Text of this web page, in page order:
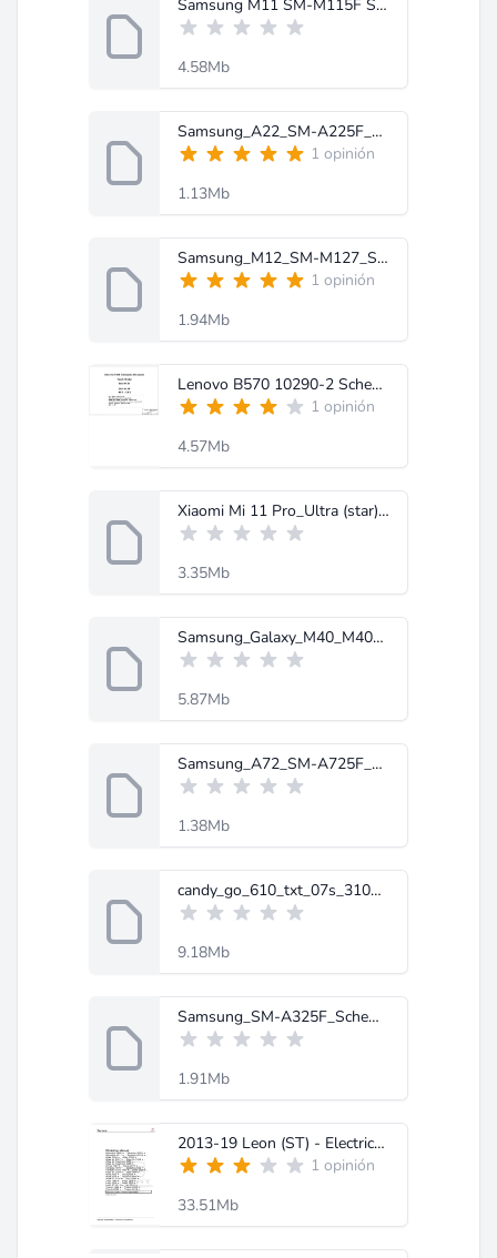
Samsung M11 SM-M115F Schematic Diagram-MobileRdx.com.rar
4.58Mb
Samsung_A22_SM-A225F_Schematic_Diagram.rar
1 opinión
1.13Mb
Samsung_M12_SM-M127_Schematic_Diagram-MobileRdx.com.rar
1 opinión
1.94Mb
Lenovo B570 10290-2 Schematic Diagram.pdf
1 opinión
4.57Mb
Xiaomi Mi 11 Pro_Ultra (star) Schematic.rar
3.35Mb
Samsung_Galaxy_M40_M405F_Schematic_Diagram-MobileRdx.com.zip
5.87Mb
Samsung_A72_SM-A725F_Schematic-MobileRdx.com.rar
1.38Mb
candy_go_610_txt_07s_31001324.rar
9.18Mb
Samsung_SM-A325F_Schematic_Diagram.rar
1.91Mb
2013-19 Leon (ST) - Electrical system; General information (Edition 04.2016) _ PDF Free Online.pdf
1 opinión
33.51Mb